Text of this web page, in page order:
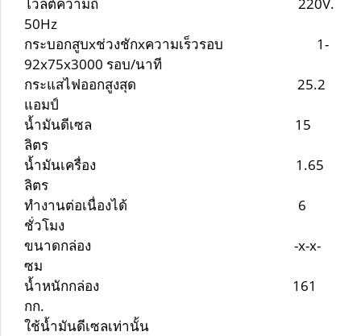
50Hz
กระบอกสูบxช่วงชักxความเร็วรอบ 1-
92x75x3000 รอบ/นาที
กระแสไฟออกสูงสุด 25.2
แอมป์
น้ำมันดีเซล 15
ลิตร
น้ำมันเครื่อง 1.65
ลิตร
ทำงานต่อเนื่องได้ 6
ชั่วโมง
ขนาดกล่อง -x-x-
ซม
น้ำหนักกล่อง 161
กก.
ใช้น้ำมันดีเซลเท่านั้น